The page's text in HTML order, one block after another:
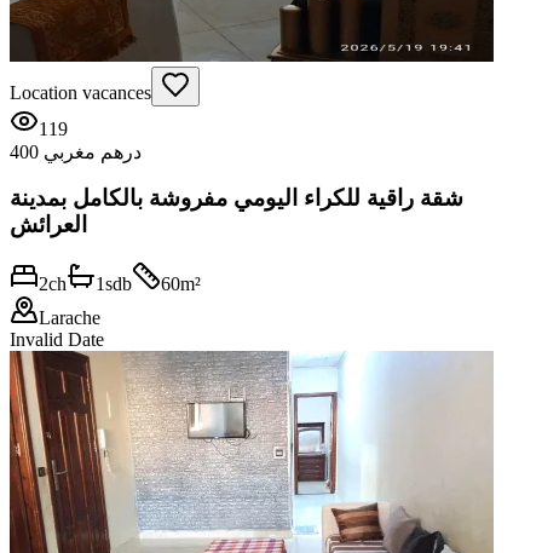
Location vacances
119
400 درهم مغربي
شقة راقية للكراء اليومي مفروشة بالكامل بمدينة
العرائش
2ch 1sdb 60m²
Larache
Invalid Date